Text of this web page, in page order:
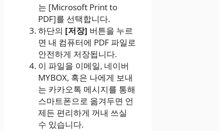
는 [Microsoft Print to
PDF]를 선택합니다.
하단의 [저장] 버튼을 누르
면 내 컴퓨터에 PDF 파일로
안전하게 저장됩니다.
이 파일을 이메일, 네이버
MYBOX, 혹은 나에게 보내
는 카카오톡 메시지를 통해
스마트폰으로 옮겨두면 언
제든 편리하게 꺼내 쓰실
수 있습니다.